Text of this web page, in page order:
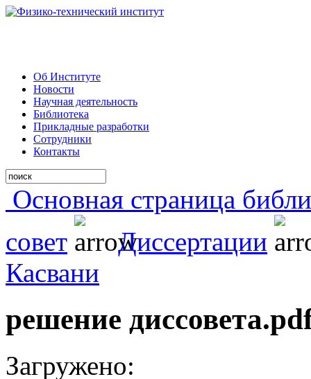
Об Институте
Новости
Научная деятельность
Библиотека
Прикладные разработки
Сотрудники
Контакты
Основная страница
совет
Диссертации
Касвани
решение
Загружено: